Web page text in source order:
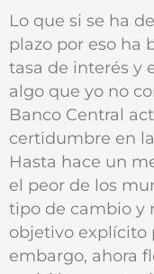
Lo que si se ha
plazo por eso ha
tasa de interés y
algo que yo no
Banco Central
certidumbre en
Hasta hace un
el peor de los
tipo de cambio y
objetivo explícito
embargo, ahora